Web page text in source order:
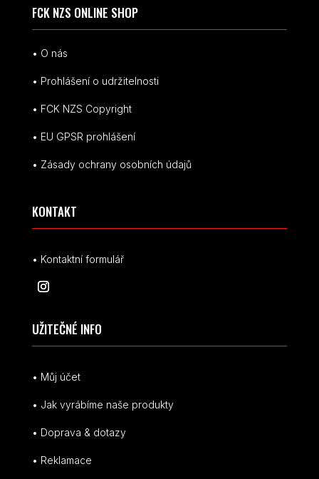
FCK NZS ONLINE SHOP
• O nás
• Prohlášení o udržitelnosti
• FCK NZS Copyright
• EU GPSR prohlášení
• Zásady ochrany osobních údajů
KONTAKT
• Kontaktní formulář
UŽITEČNÉ INFO
• Můj účet
• Jak vyrábíme naše produkty
• Doprava & dotazy
• Reklamace